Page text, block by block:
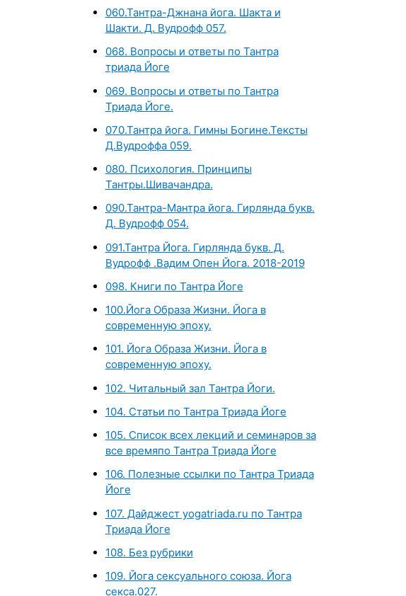
060.Тантра-Джнана йога. Шакта и
Шакти. Д. Вудрофф 057.
068. Вопросы и ответы по Тантра
триада Йоге
069. Вопросы и ответы по Тантра
Триада Йоге.
070.Тантра йога. Гимны Богине.Тексты
Д.Вудроффа 059.
080. Психология. Принципы
Тантры.Шивачандра.
090.Тантра-Мантра йога. Гирлянда букв.
Д. Вудрофф 054.
091.Тантра Йога. Гирлянда букв. Д.
Вудрофф .Вадим Опен Йога. 2018-2019
098. Книги по Тантра Йоге
100.Йога Образа Жизни. Йога в
современную эпоху.
101. Йога Образа Жизни. Йога в
современную эпоху.
102. Читальный зал Тантра Йоги.
104. Статьи по Тантра Триада Йоге
105. Список всех лекций и семинаров за
все времяпо Тантра Триада Йоге
106. Полезные ссылки по Тантра Триада
Йоге
107. Дайджест yogatriada.ru по Тантра
Триада Йоге
108. Без рубрики
109. Йога сексуального союза. Йога
секса.027.